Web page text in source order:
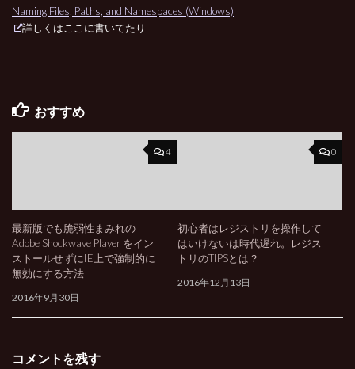
Naming Files, Paths, and Namespaces (Windows)
詳しくはここに書いてたり
おすすめ
4
最新版でも脆弱性まみれの
Adobe Shockwave Player をイン
ストールせずにIE上で強制的に
無効にする方法
2016年9月30日
0
初心者はレジストリを操作して
はいけないは時代遅れ。レジス
トリのTIPSとは？
2016年12月13日
コメントを残す